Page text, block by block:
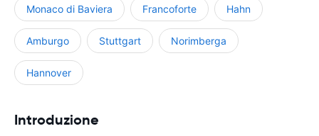
Monaco di Baviera Francoforte Hahn
Amburgo Stuttgart Norimberga
Hannover
Introduzione